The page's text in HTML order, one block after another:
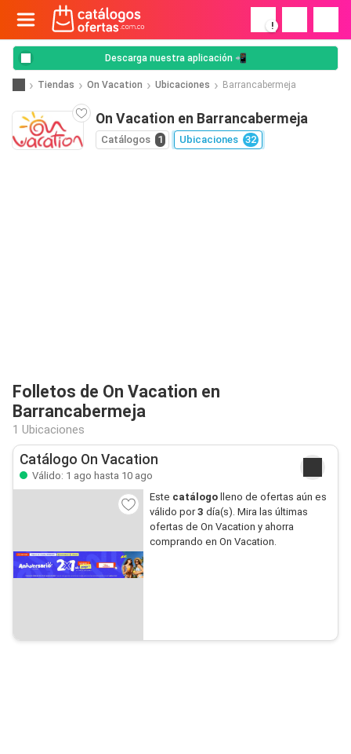
!
Descarga nuestra aplicación 📲
Tiendas On Vacation Ubicaciones Barrancabermeja
On Vacation en Barrancabermeja
Catálogos 1 Ubicaciones 32
Folletos de On Vacation en
Barrancabermeja
1 Ubicaciones
Catálogo On Vacation
Válido: 1 ago hasta 10 ago
Este catálogolleno de ofertas aún es
válido por3 día(s). Mira las últimas
ofertas de On Vacation y ahorra
comprando en On Vacation.